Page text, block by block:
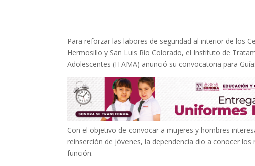
Para reforzar las labores de seguridad al interior de los
Hermosillo y San Luis Río Colorado, el Instituto de
Adolescentes (ITAMA) anunció su convocatoria para
Con el objetivo de convocar a mujeres y hombres
reinserción de jóvenes, la dependencia dio a conocer
función.